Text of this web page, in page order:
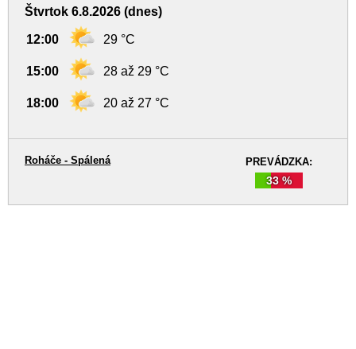
Štvrtok 6.8.2026 (dnes)
12:00 29 °C
15:00 28 až 29 °C
18:00 20 až 27 °C
PREVÁDZKA:
33 %
Roháče - Spálená